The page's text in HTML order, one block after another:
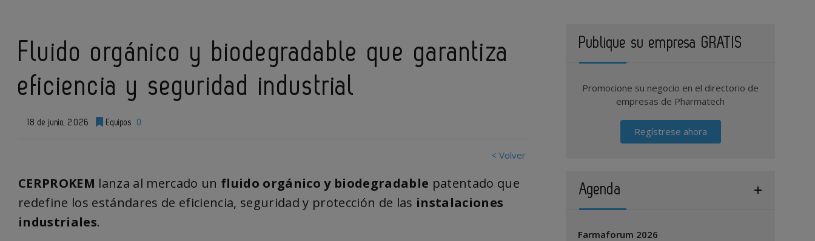
Fluido orgánico y biodegradable que garantiza
eficiencia y seguridad industrial
18 de junio, 2026 Equipos 0
< Volver
CERPROKEM lanza al mercado un fluido orgánico y biodegradable patentado que
redefine los estándares de eficiencia, seguridad y protección de las instalaciones
industriales.
Publique su empresa GRATIS
Promocione su negocio en el directorio de
empresas de Pharmatech
Regístrese ahora
Agenda
Farmaforum 2026